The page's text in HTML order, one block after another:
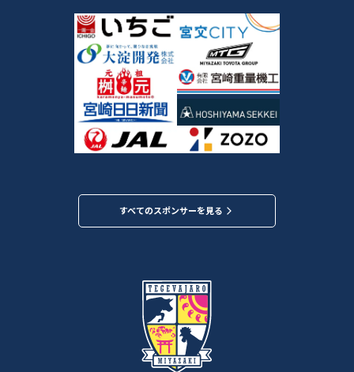
すべてのスポンサーを見る